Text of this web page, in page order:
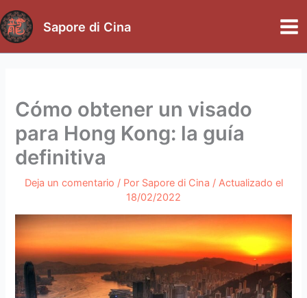
al
contenido
Sapore di Cina
Cómo obtener un visado
para Hong Kong: la guía
definitiva
Deja un comentario / Por Sapore di Cina / Actualizado el
18/02/2022